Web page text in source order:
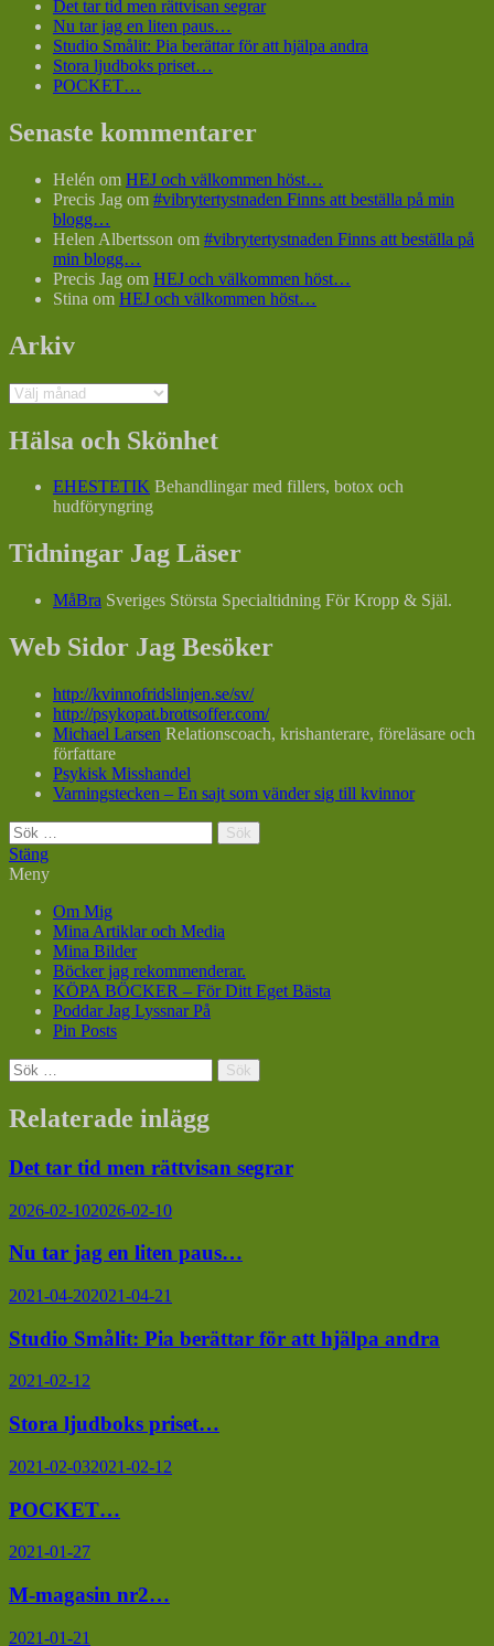
Det tar tid men rättvisan segrar
Nu tar jag en liten paus…
Studio Smålit: Pia berättar för att hjälpa andra
Stora ljudboks priset…
POCKET…
Senaste kommentarer
Helén om HEJ och välkommen höst…
Precis Jag om #vibrytertystnaden Finns att beställa på min
blogg…
Helen Albertsson om #vibrytertystnaden Finns att beställa på
min blogg…
Precis Jag om HEJ och välkommen höst…
Stina om HEJ och välkommen höst…
Arkiv
Arkiv
Hälsa och Skönhet
EHESTETIK Behandlingar med fillers, botox och
hudföryngring
Tidningar Jag Läser
MåBra Sveriges Största Specialtidning För Kropp & Själ.
Web Sidor Jag Besöker
http://kvinnofridslinjen.se/sv/
http://psykopat.brottsoffer.com/
Michael Larsen Relationscoach, krishanterare, föreläsare och
författare
Psykisk Misshandel
Varningstecken – En sajt som vänder sig till kvinnor
Sök
efter:
Stäng
Meny
Om Mig
Mina Artiklar och Media
Mina Bilder
Böcker jag rekommenderar.
KÖPA BÖCKER – För Ditt Eget Bästa
Poddar Jag Lyssnar På
Pin Posts
Sök
efter:
Relaterade inlägg
Det tar tid men rättvisan segrar
2026-02-102026-02-10
Nu tar jag en liten paus…
2021-04-202021-04-21
Studio Smålit: Pia berättar för att hjälpa andra
2021-02-12
Stora ljudboks priset…
2021-02-032021-02-12
POCKET…
2021-01-27
M-magasin nr2…
2021-01-21